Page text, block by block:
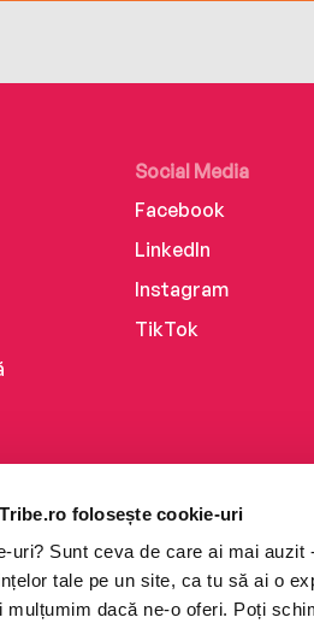
folosește cookie-uri
uri? Sunt ceva de care ai mai
tale pe un site, ca tu să ai o
mulțumim dacă ne-o oferi. Poți
Social Media
Facebook
LinkedIn
Instagram
TikTok